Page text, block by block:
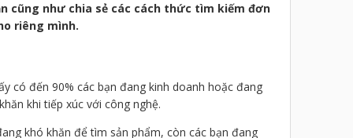
cũng như chia sẻ các cách thức tìm kiếm đơn
riêng mình.
có đến 90% các bạn đang kinh doanh hoặc đang
khi tiếp xúc với công nghệ.
khó khăn để tìm sản phẩm, còn các bạn đang